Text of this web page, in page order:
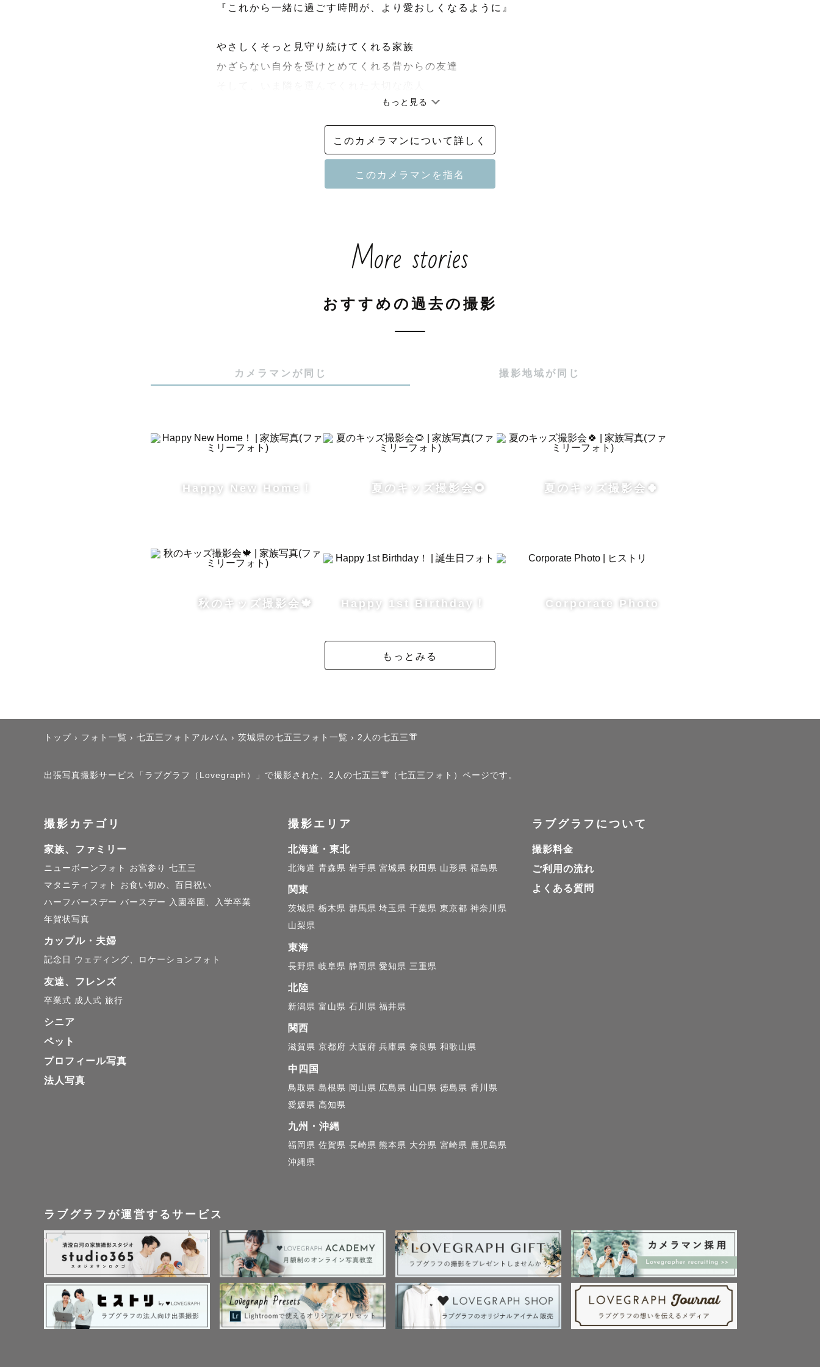
『これから一緒に過ごす時間が、より愛おしくなるように』
やさしくそっと見守り続けてくれる家族
かざらない自分を受けとめてくれる昔からの友達
手を伸ばせば届く距離の大切な人に、
思いきり愛やありがとうを伝えて欲しい
写真を通して、今ある幸せに気づけるように。
そんな想いでLOVEGRAPHのカメラマンを続けていきます🌟
━━　撮影対応エリア　━━
※交通費3000円を超過する場合は、別途交通費をいただいております。
お気軽に相談ください◎
もっと見る
このカメラマンについて詳しく
More stories
おすすめの過去の撮影
カメラマンが同じ 撮影地域が同じ
Happy New Home！ 夏のキッズ撮影会🌻 夏のキッズ撮影会🍀
秋のキッズ撮影会🍁 Happy 1st Birthday！ Corporate Photo
もっとみる
トップ › フォト一覧 › 七五三フォトアルバム › 茨城県の七五三フォト一覧 › 2人の七五三👘
出張写真撮影サービス「ラブグラフ（Lovegraph）」で撮影された、2人の七五三👘（七五三フォト）ページです。
撮影カテゴリ
家族、ファミリー
ニューボーンフォト お宮参り 七五三
マタニティフォト
お食い初め、百日祝い
ハーフバースデー バースデー
入園卒園、入学卒業
年賀状写真
カップル・夫婦
記念日 ウェディング、ロケーションフォト
友達、フレンズ
卒業式 成人式 旅行
シニア
ペット
プロフィール写真
法人写真
撮影エリア
北海道・東北
北海道 青森県 岩手県 宮城県 秋田県 山形県 福島県
関東
茨城県 栃木県 群馬県 埼玉県 千葉県 東京都 神奈川県
山梨県
東海
長野県 岐阜県 静岡県 愛知県 三重県
北陸
新潟県 富山県 石川県 福井県
関西
滋賀県 京都府 大阪府 兵庫県 奈良県 和歌山県
中四国
鳥取県 島根県 岡山県 広島県 山口県 徳島県 香川県
愛媛県 高知県
九州・沖縄
福岡県 佐賀県 長崎県 熊本県 大分県 宮崎県 鹿児島県
沖縄県
ラブグラフについて
撮影料金
ご利用の流れ
よくある質問
ラブグラフが運営するサービス